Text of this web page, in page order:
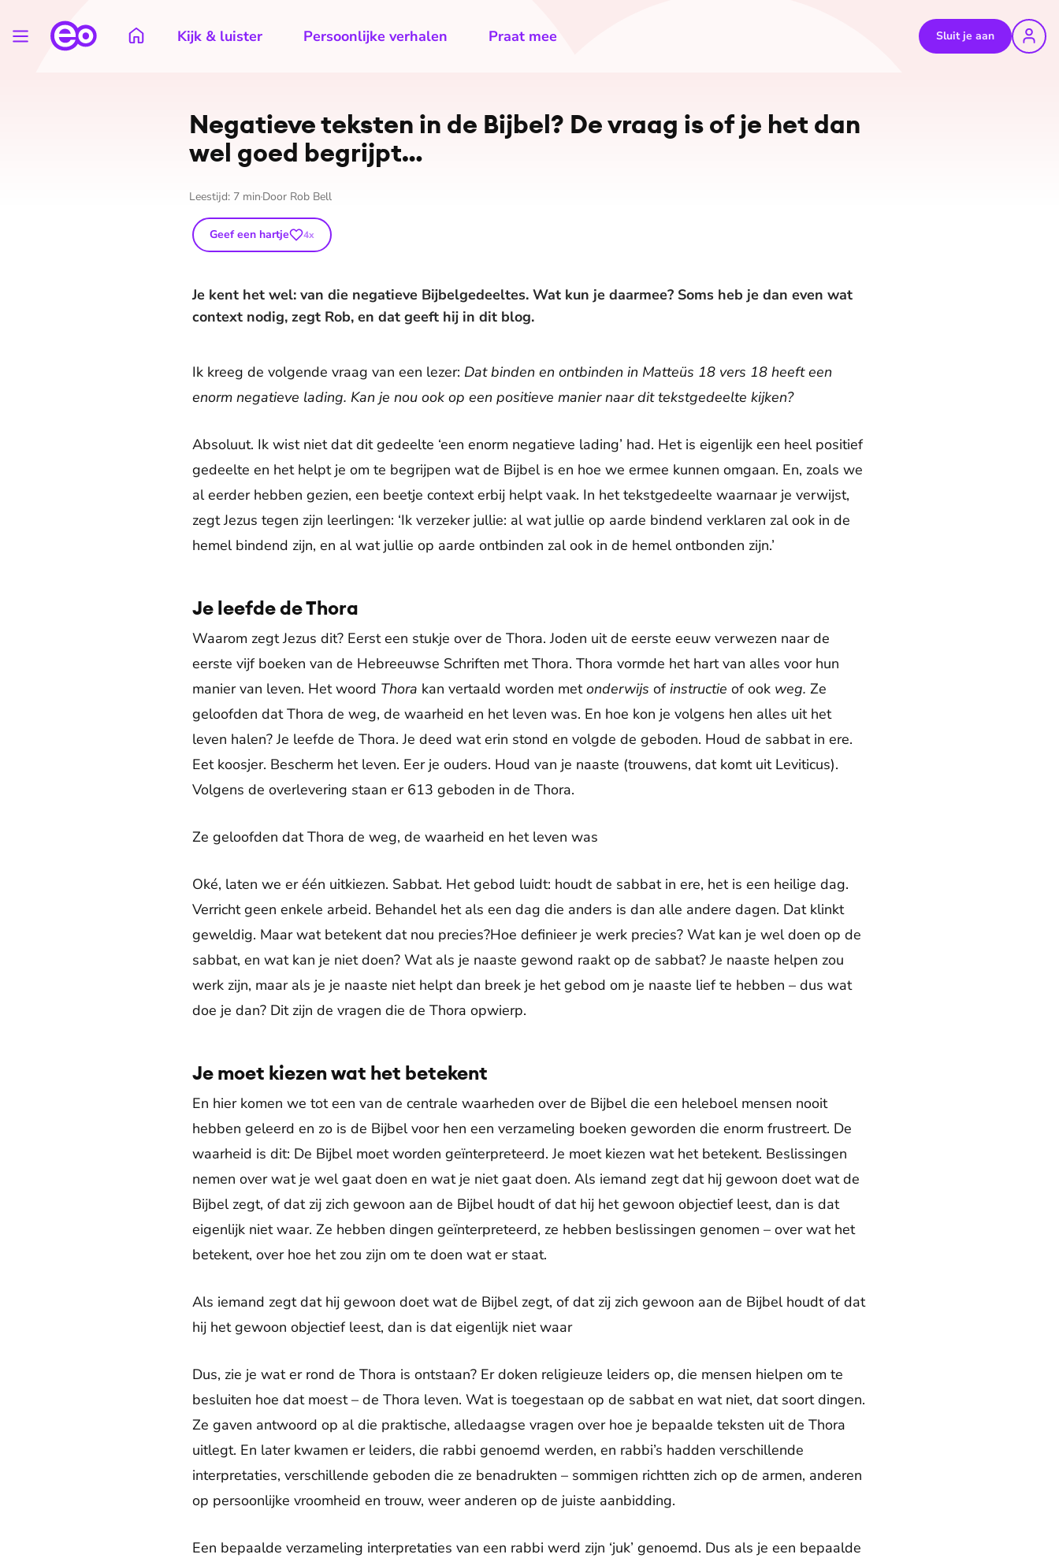
Kijk & luister Persoonlijke verhalen Praat mee Sluit je aan
Negatieve teksten in de Bijbel? De vraag is of je het dan
wel goed begrijpt…
Leestijd: 7 min Door Rob Bell
Geef een hartje 4x
Je kent het wel: van die negatieve Bijbelgedeeltes. Wat kun je daarmee? Soms heb je dan even wat
context nodig, zegt Rob, en dat geeft hij in dit blog.
Ik kreeg de volgende vraag van een lezer: Dat binden en ontbinden in Matteüs 18 vers 18 heeft een
enorm negatieve lading. Kan je nou ook op een positieve manier naar dit tekstgedeelte kijken?
Absoluut. Ik wist niet dat dit gedeelte ‘een enorm negatieve lading’ had. Het is eigenlijk een heel positief
gedeelte en het helpt je om te begrijpen wat de Bijbel is en hoe we ermee kunnen omgaan. En, zoals we
al eerder hebben gezien, een beetje context erbij helpt vaak. In het tekstgedeelte waarnaar je verwijst,
zegt Jezus tegen zijn leerlingen: ‘Ik verzeker jullie: al wat jullie op aarde bindend verklaren zal ook in de
hemel bindend zijn, en al wat jullie op aarde ontbinden zal ook in de hemel ontbonden zijn.’
Je leefde de Thora
Waarom zegt Jezus dit? Eerst een stukje over de Thora. Joden uit de eerste eeuw verwezen naar de
eerste vijf boeken van de Hebreeuwse Schriften met Thora. Thora vormde het hart van alles voor hun
manier van leven. Het woord Thora kan vertaald worden metonderwijs ofinstructie of ook weg. Ze
geloofden dat Thora de weg, de waarheid en het leven was. En hoe kon je volgens hen alles uit het
leven halen? Je leefde de Thora. Je deed wat erin stond en volgde de geboden. Houd de sabbat in ere.
Eet koosjer. Bescherm het leven. Eer je ouders. Houd van je naaste (trouwens, dat komt uit Leviticus).
Volgens de overlevering staan er 613 geboden in de Thora.
Ze geloofden dat Thora de weg, de waarheid en het leven was
Oké, laten we er één uitkiezen. Sabbat. Het gebod luidt: houdt de sabbat in ere, het is een heilige dag.
Verricht geen enkele arbeid. Behandel het als een dag die anders is dan alle andere dagen. Dat klinkt
geweldig. Maar wat betekent dat nou precies?Hoe definieer je werk precies? Wat kan je wel doen op de
sabbat, en wat kan je niet doen? Wat als je naaste gewond raakt op de sabbat? Je naaste helpen zou
werk zijn, maar als je je naaste niet helpt dan breek je het gebod om je naaste lief te hebben – dus wat
doe je dan? Dit zijn de vragen die de Thora opwierp.
Je moet kiezen wat het betekent
En hier komen we tot een van de centrale waarheden over de Bijbel die een heleboel mensen nooit
hebben geleerd en zo is de Bijbel voor hen een verzameling boeken geworden die enorm frustreert. De
waarheid is dit: De Bijbel moet worden geïnterpreteerd. Je moet kiezen wat het betekent. Beslissingen
nemen over wat je wel gaat doen en wat je niet gaat doen. Als iemand zegt dat hij gewoon doet wat de
Bijbel zegt, of dat zij zich gewoon aan de Bijbel houdt of dat hij het gewoon objectief leest, dan is dat
eigenlijk niet waar. Ze hebben dingen geïnterpreteerd, ze hebben beslissingen genomen – over wat het
betekent, over hoe het zou zijn om te doen wat er staat.
Als iemand zegt dat hij gewoon doet wat de Bijbel zegt, of dat zij zich gewoon aan de Bijbel houdt of dat
hij het gewoon objectief leest, dan is dat eigenlijk niet waar
Dus, zie je wat er rond de Thora is ontstaan? Er doken religieuze leiders op, die mensen hielpen om te
besluiten hoe dat moest – de Thora leven. Wat is toegestaan op de sabbat en wat niet, dat soort dingen.
Ze gaven antwoord op al die praktische, alledaagse vragen over hoe je bepaalde teksten uit de Thora
uitlegt. En later kwamen er leiders, die rabbi genoemd werden, en rabbi’s hadden verschillende
interpretaties, verschillende geboden die ze benadrukten – sommigen richtten zich op de armen, anderen
op persoonlijke vroomheid en trouw, weer anderen op de juiste aanbidding.
Een bepaalde verzameling interpretaties van een rabbi werd zijn ‘juk’ genoemd. Dus als je een bepaalde